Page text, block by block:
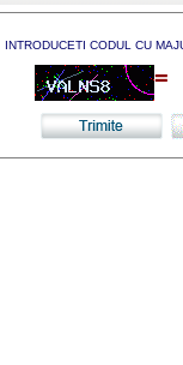
INTRODUCETI CODUL CU
=